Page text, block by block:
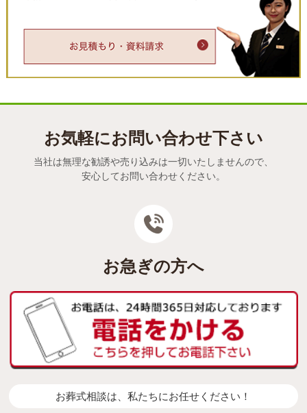
お気軽にお問い合わせ下さい
当社は無理な勧誘や売り込みは一切いたしませんので、
安心してお問い合わせください。
お急ぎの方へ
お葬式相談は、私たちにお任せください！